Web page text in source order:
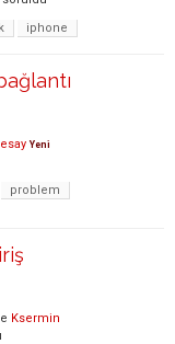
iphone
Yeni
problem
Ksermin